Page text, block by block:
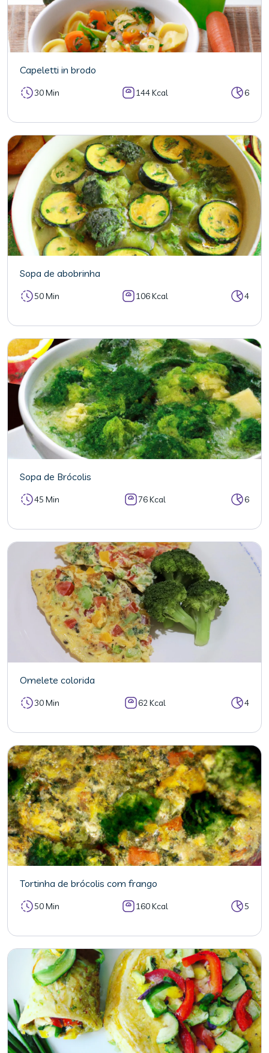
Capeletti in brodo
30 Min 144 Kcal 6
Sopa de abobrinha
50 Min 106 Kcal 4
Sopa de Brócolis
45 Min 76 Kcal 6
Omelete colorida
30 Min 62 Kcal 4
Tortinha de brócolis com frango
50 Min 160 Kcal 5